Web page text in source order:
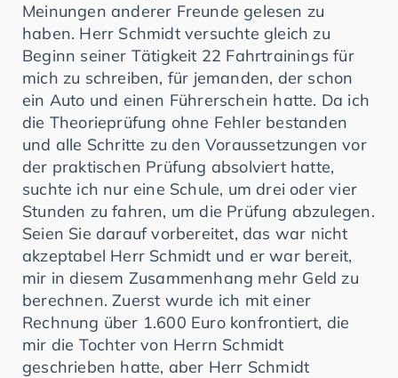
Meinungen anderer Freunde gelesen zu
haben. Herr Schmidt versuchte gleich zu
Beginn seiner Tätigkeit 22 Fahrtrainings für
mich zu schreiben, für jemanden, der schon
ein Auto und einen Führerschein hatte. Da ich
die Theorieprüfung ohne Fehler bestanden
und alle Schritte zu den Voraussetzungen vor
der praktischen Prüfung absolviert hatte,
suchte ich nur eine Schule, um drei oder vier
Stunden zu fahren, um die Prüfung abzulegen.
Seien Sie darauf vorbereitet, das war nicht
akzeptabel Herr Schmidt und er war bereit,
mir in diesem Zusammenhang mehr Geld zu
berechnen. Zuerst wurde ich mit einer
Rechnung über 1.600 Euro konfrontiert, die
mir die Tochter von Herrn Schmidt
geschrieben hatte, aber Herr Schmidt